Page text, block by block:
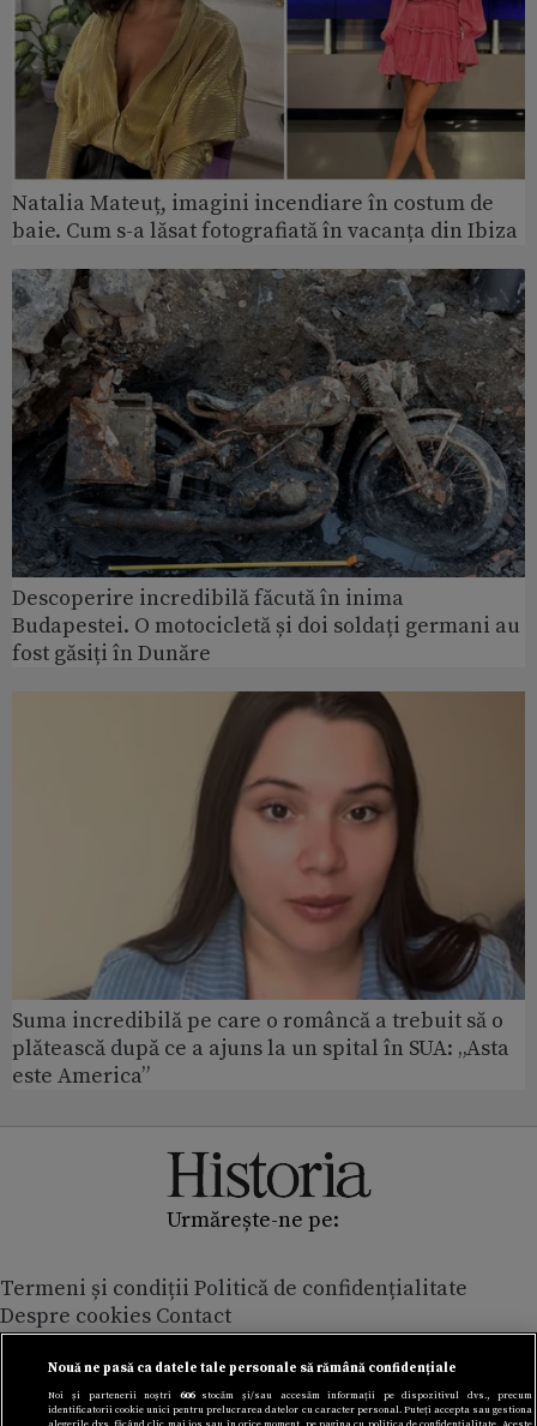
Natalia Mateuț, imagini incendiare în costum de
baie. Cum s-a lăsat fotografiată în vacanța din Ibiza
Descoperire incredibilă făcută în inima
Budapestei. O motocicletă și doi soldați germani au
fost găsiți în Dunăre
Suma incredibilă pe care o româncă a trebuit să o
plătească după ce a ajuns la un spital în SUA: „Asta
este America”
Urmărește-ne pe:
Termeni și condiții Politică de confidențialitate
Despre cookies Contact
Modifică preferințe pentru confidențialitate
© Toate drepturile rezervate Adevarul Holding 2026
Din rețeaua Adevărul Holding:
Nouă ne pasă ca datele tale personale să rămână confidențiale
Noi și partenerii noștri 606stocăm și/sau accesăm informații pe dispozitivul dvs., precum
identificatorii cookie unici pentru prelucrarea datelor cu caracter personal. Puteți accepta sau gestiona